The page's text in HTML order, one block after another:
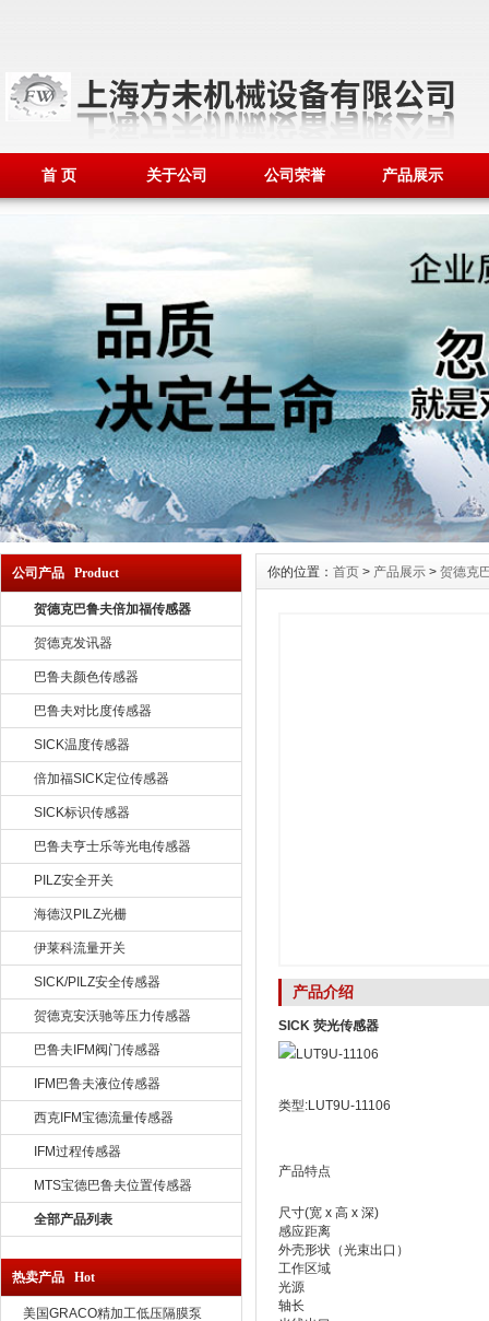
首 页 关于公司 公司荣誉 产品展示
公司产品 Product
贺德克巴鲁夫倍加福传感器
贺德克发讯器
巴鲁夫颜色传感器
巴鲁夫对比度传感器
SICK温度传感器
倍加福SICK定位传感器
SICK标识传感器
巴鲁夫亨士乐等光电传感器
PILZ安全开关
海德汉PILZ光栅
伊莱科流量开关
SICK/PILZ安全传感器
贺德克安沃驰等压力传感器
巴鲁夫IFM阀门传感器
IFM巴鲁夫液位传感器
西克IFM宝德流量传感器
IFM过程传感器
MTS宝德巴鲁夫位置传感器
全部产品列表
热卖产品 Hot
美国GRACO精加工低压隔膜泵
你的位置： 首页 > 产品展示 > 贺德克
产品介绍
SICK 荧光传感器
类型:LUT9U-11106
产品特点
尺寸(宽 x 高 x 深)
感应距离
外壳形状（光束出口）
工作区域
光源
轴长